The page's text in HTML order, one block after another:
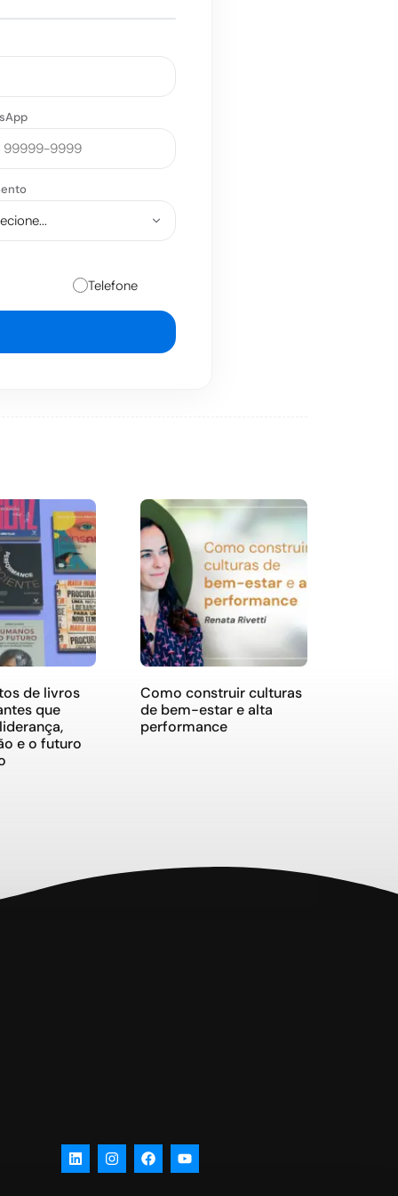
Telefone
de livros
que
e o futuro
Como construir culturas
de bem-estar e alta
performance